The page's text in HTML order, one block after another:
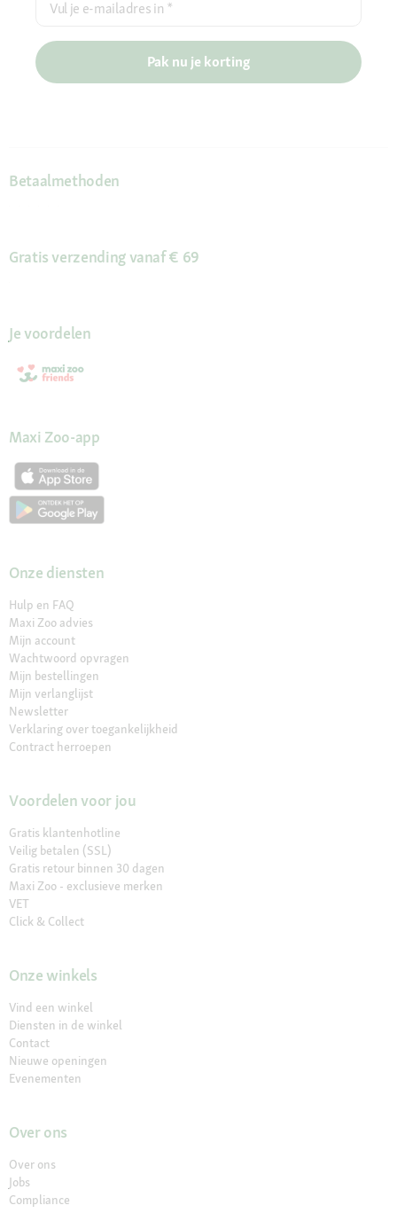
Vul je e-mailadres in *
Pak nu je korting
Betaalmethoden
Gratis verzending vanaf € 69
Je voordelen
Maxi Zoo-app
Onze diensten
Hulp en FAQ
Maxi Zoo advies
Mijn account
Wachtwoord opvragen
Mijn bestellingen
Mijn verlanglijst
Newsletter
Verklaring over toegankelijkheid
Contract herroepen
Voordelen voor jou
Gratis klantenhotline
Veilig betalen (SSL)
Gratis retour binnen 30 dagen
Maxi Zoo - exclusieve merken
VET
Click & Collect
Onze winkels
Vind een winkel
Diensten in de winkel
Contact
Nieuwe openingen
Evenementen
Over ons
Over ons
Jobs
Compliance